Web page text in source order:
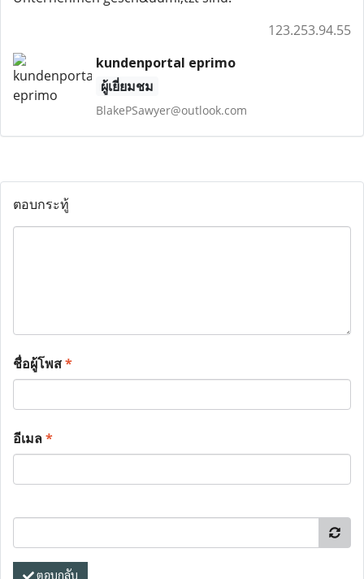
123.253.94.55
kundenportal eprimo
ผู้เยี่ยมชม
BlakePSawyer@outlook.com
ตอบกระทู้
ชื่อผู้โพส*
อีเมล*
ตอบกลับ